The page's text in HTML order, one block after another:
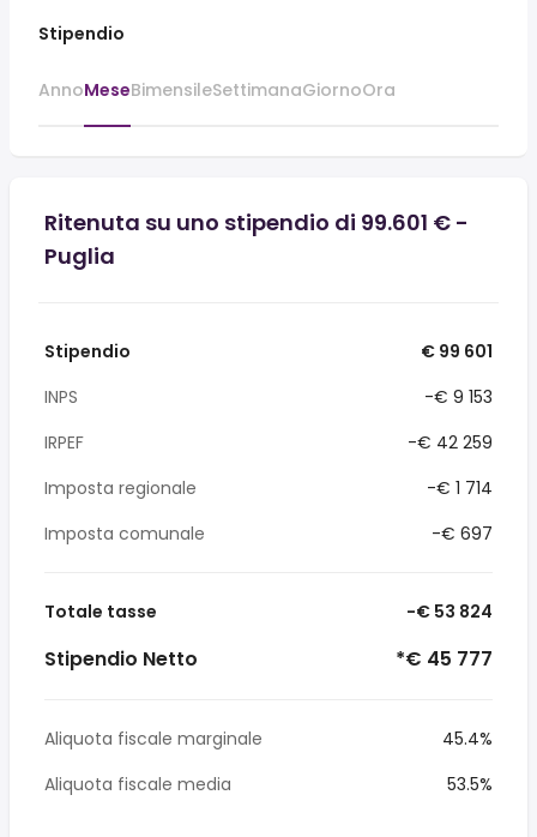
Stipendio
AnnoMeseBimensileSettimanaGiornoOra
Ritenuta su uno stipendio di 99.601 € -
Puglia
Stipendio
€ 99 601
INPS
-€ 9 153
IRPEF
-€ 42 259
Imposta regionale
-€ 1 714
Imposta comunale
-€ 697
Totale tasse -€ 53 824
Stipendio Netto *€ 45 777
Aliquota fiscale marginale
45.4%
Aliquota fiscale media
53.5%